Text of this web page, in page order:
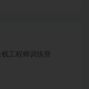
栈工程师训练营